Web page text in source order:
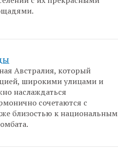
Австралия, который
широкими улицами и
наслаждаться
сочетаются с
близостью к национальным